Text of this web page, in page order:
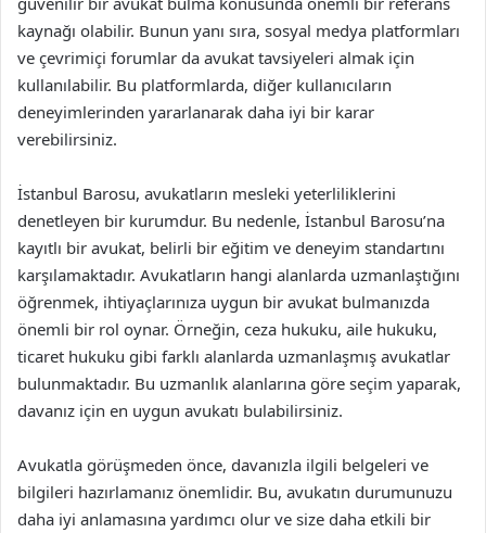
kaynağı olabilir. Bunun yanı sıra, sosyal medya platformları
ve çevrimiçi forumlar da avukat tavsiyeleri almak için
kullanılabilir. Bu platformlarda, diğer kullanıcıların
deneyimlerinden yararlanarak daha iyi bir karar
verebilirsiniz.
İstanbul Barosu, avukatların mesleki yeterliliklerini
denetleyen bir kurumdur. Bu nedenle, İstanbul Barosu’na
kayıtlı bir avukat, belirli bir eğitim ve deneyim standartını
karşılamaktadır. Avukatların hangi alanlarda uzmanlaştığını
öğrenmek, ihtiyaçlarınıza uygun bir avukat bulmanızda
önemli bir rol oynar. Örneğin, ceza hukuku, aile hukuku,
ticaret hukuku gibi farklı alanlarda uzmanlaşmış avukatlar
bulunmaktadır. Bu uzmanlık alanlarına göre seçim yaparak,
davanız için en uygun avukatı bulabilirsiniz.
Avukatla görüşmeden önce, davanızla ilgili belgeleri ve
bilgileri hazırlamanız önemlidir. Bu, avukatın durumunuzu
daha iyi anlamasına yardımcı olur ve size daha etkili bir